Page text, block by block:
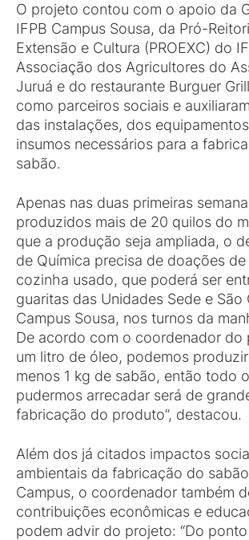
O projeto contou com o apoio da
IFPB Campus Sousa, da Pró-
Extensão e Cultura (PROEXC) do
Associação dos Agricultores do
Juruá e do restaurante Burguer
como parceiros sociais e
das instalações, dos
insumos necessários para a
sabão.
Apenas nas duas primeiras
produzidos mais de 20 quilos do
que a produção seja ampliada, o
de Química precisa de doações
cozinha usado, que poderá ser
guaritas das Unidades Sede e São
Campus Sousa, nos turnos da
De acordo com o coordenador do
um litro de óleo, podemos
menos 1 kg de sabão, então todo
pudermos arrecadar será de
fabricação do produto”, destacou.
Além dos já citados impactos
ambientais da fabricação do
Campus, o coordenador também
contribuições econômicas e
podem advir do projeto: “Do